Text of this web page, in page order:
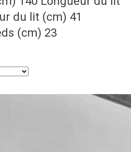
du lit (cm) 41
(cm) 23